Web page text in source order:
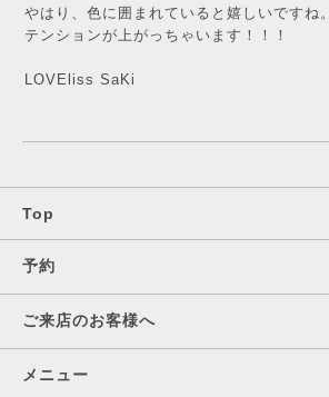
やはり、色に囲まれていると嬉しいですね。
テンションが上がっちゃいます！！！
LOVEliss SaKi
Top
予約
ご来店のお客様へ
メニュー